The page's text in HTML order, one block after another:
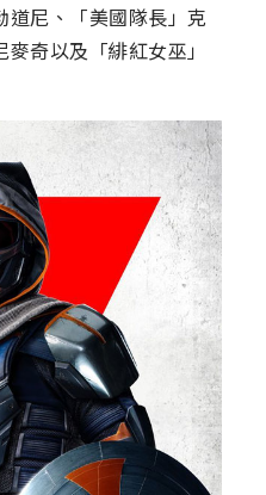
道尼、「美國隊長」克
奇以及「緋紅女巫」